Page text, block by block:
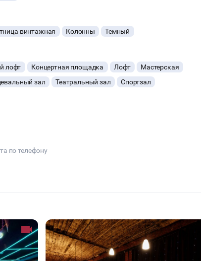
винтажная Колонны Темный
лофт Концертная площадка Лофт
Мастерская
зал Театральный зал Спортзал
по телефону